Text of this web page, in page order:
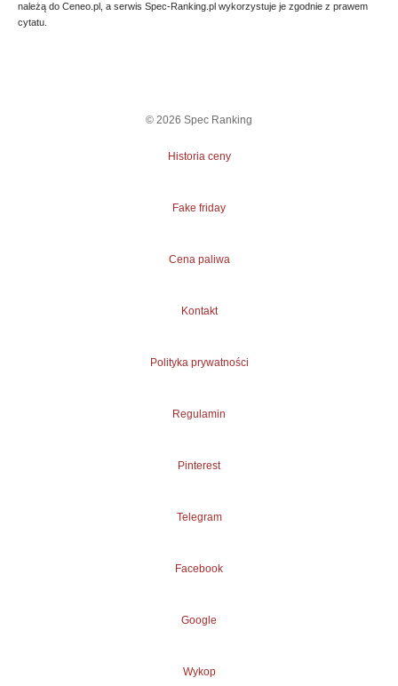
należą do Ceneo.pl, a serwis Spec-Ranking.pl wykorzystuje je zgodnie z prawem
cytatu.
© 2026 Spec Ranking
Historia ceny
Fake friday
Cena paliwa
Kontakt
Polityka prywatności
Regulamin
Pinterest
Telegram
Facebook
Google
Wykop